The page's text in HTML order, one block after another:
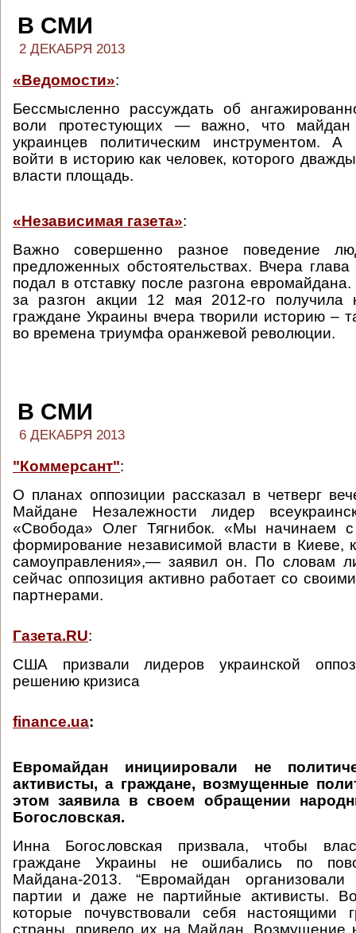
В СМИ
2 ДЕКАБРЯ 2013
«Ведомости»:
Бессмысленно рассуждать об
воли протестующих — важно, что
украинцев политическим инструментом. А
войти в историю как человек, которого
власти площадь.
«Независимая газета»:
Важно совершенно разное поведение
предложенных обстоятельствах. Вчера
подал в отставку после разгона
за разгон акции 12 мая 2012-го получила
граждане Украины вчера творили историю –
во времена триумфа оранжевой революции.
В СМИ
6 ДЕКАБРЯ 2013
"Коммерсант":
О планах оппозиции рассказал в четверг
Майдане Незалежности лидер
«Свобода» Олег Тягнибок. «Мы начинаем с
формирование независимой власти в Киеве,
самоуправления»,— заявил он. По словам
сейчас оппозиция активно работает со
партнерами.
Газета.RU:
США призвали лидеров украинской
решению кризиса
finance.ua:
Евромайдан инициировали не
активисты, а граждане, возмущенные
этом заявила в своем обращении
Богословская.
Инна Богословская призвала, чтобы
граждане Украины не ошибались по
Майдана-2013. “Евромайдан
партии и даже не партийные активисты.
которые почувствовали себя настоящими
страны, привело их на Майдан. Возмущение